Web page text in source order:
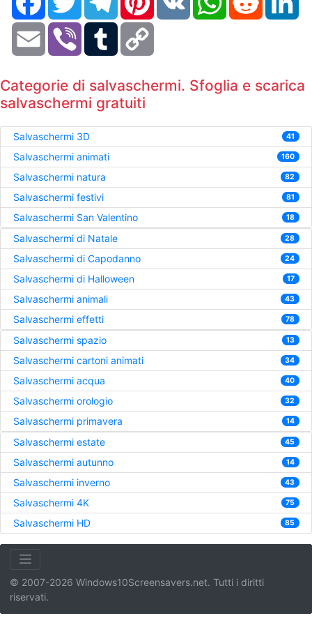
Email Viber Tumblr
Categorie di salvaschermi. Sfoglia e scarica
salvaschermi gratuiti
Salvaschermi 3D 41
Salvaschermi animati 160
Salvaschermi natura 82
Salvaschermi festivi 81
Salvaschermi San Valentino 18
Salvaschermi di Natale 28
Salvaschermi di Capodanno 24
Salvaschermi di Halloween 17
Salvaschermi animali 43
Salvaschermi effetti 78
Salvaschermi spazio 13
Salvaschermi cartoni animati 34
Salvaschermi acqua 40
Salvaschermi orologio 32
Salvaschermi primavera 14
Salvaschermi estate 45
Salvaschermi autunno 14
Salvaschermi inverno 43
Salvaschermi 4K 75
Salvaschermi HD 85
© 2007-2026 Windows10Screensavers.net. Tutti i diritti
riservati.